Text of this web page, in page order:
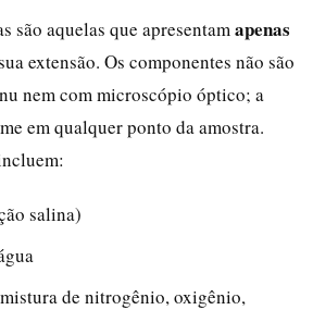
são aquelas que apresentam apenas
extensão. Os componentes não são
nem com microscópio óptico; a
em qualquer ponto da amostra.
salina)
de nitrogênio, oxigênio,